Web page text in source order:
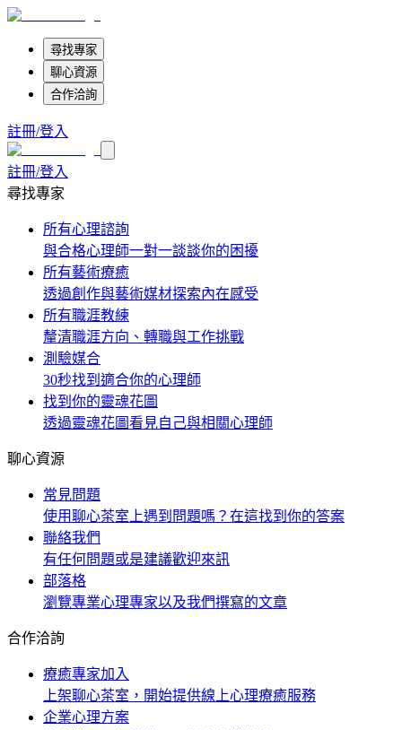
尋找專家
聊心資源
合作洽詢
註冊/登入
註冊/登入
尋找專家
所有心理諮詢
與合格心理師一對一談談你的困擾
所有藝術療癒
透過創作與藝術媒材探索內在感受
所有職涯教練
釐清職涯方向、轉職與工作挑戰
測驗媒合
30秒找到適合你的心理師
找到你的靈魂花圖
透過靈魂花圖看見自己與相關心理師
聊心資源
常見問題
使用聊心茶室上遇到問題嗎？在這找到你的答案
聯絡我們
有任何問題或是建議歡迎來訊
部落格
瀏覽專業心理專家以及我們撰寫的文章
合作洽詢
療癒專家加入
上架聊心茶室，開始提供線上心理療癒服務
企業心理方案